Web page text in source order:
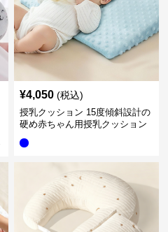
¥4,050 (税込)
授乳クッション 15度傾斜設計の
硬め赤ちゃん用授乳クッション